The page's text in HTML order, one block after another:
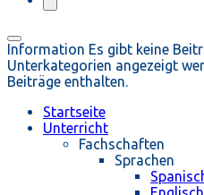
Information Es gibt keine
Unterkategorien angezeigt
Beiträge enthalten.
Startseite
Unterricht
Fachschaften
Sprachen